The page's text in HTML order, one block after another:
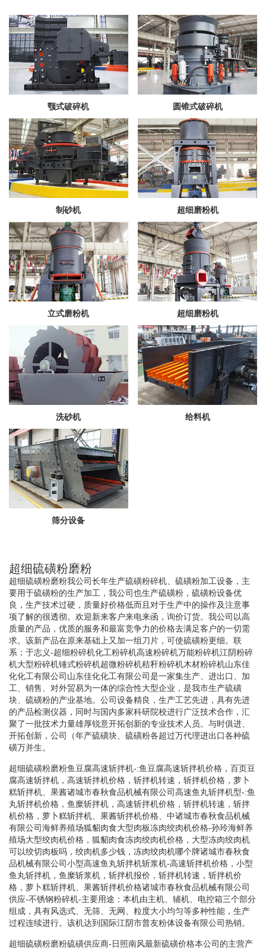
颚式破碎机 圆锥式破碎机
制砂机 超细磨粉机
立式磨粉机 超细磨粉机
洗砂机 给料机
筛分设备
超细硫磺粉磨粉
超细硫磺粉磨粉我公司长年生产硫磺粉碎机、硫磺粉加工设备，主
要用于硫磺粉的生产加工，我公司也生产硫磺粉，硫磺粉设备优
良，生产技术过硬，质量好价格低而且对于生产中的操作及注意事
项了解的很透彻。欢迎新来客户来电来函，询价订货。我公司以高
质量的产品，优质的服务和最富竞争力的价格去满足客户的一切需
求。该新产品在原来基础上又加一组刀片，可使硫磺粉更细。联
系；于志义-超细粉碎机化工粉碎机高速粉碎机万能粉碎机江阴粉碎
机大型粉碎机锤式粉碎机超微粉碎机秸秆粉碎机木材粉碎机山东佳
化化工有限公司山东佳化化工有限公司是一家集生产、进出口、加
工、销售、对外贸易为一体的综合性大型企业，是我市生产硫磺
块、硫磺粉的产业基地。公司设备精良，生产工艺先进，具有先进
的产品检测仪器，同时与国内多家科研院校进行广泛技术合作，汇
聚了一批技术力量雄厚锐意开拓创新的专业技术人员。与时俱进、
开拓创新，公司（年产硫磺块、硫磺粉各超过万代理进出口各种硫
磺万并生。
超细硫磺粉磨粉鱼豆腐高速斩拌机-:鱼豆腐高速斩拌机价格，百页豆
腐高速斩拌机，高速斩拌机价格，斩拌机转速，斩拌机价格，萝卜
糕斩拌机、果酱诸城市春秋食品机械有限公司高速鱼丸斩拌机型-:鱼
丸斩拌机价格，鱼糜斩拌机，高速斩拌机价格，斩拌机转速，斩拌
机价格，萝卜糕斩拌机、果酱斩拌机价格、中诸城市春秋食品机械
有限公司海鲜养殖场狐貂肉食大型肉板冻肉绞肉机价格-孙玲海鲜养
殖场大型绞肉机价格，狐貂肉食冻肉绞肉机价格，大型冻肉绞肉机
可以绞切肉板吗，绞肉机多少钱，冻肉绞肉机哪个牌诸城市春秋食
品机械有限公司小型高速鱼丸斩拌机斩浆机-高速斩拌机价格，小型
鱼丸斩拌机，鱼糜斩浆机，斩拌机报价，斩拌机转速，斩拌机价
格，萝卜糕斩拌机、果酱斩拌机价格诸城市春秋食品机械有限公司
供应-不锈钢粉碎机-主要用途：本机由主机、辅机、电控箱三个部分
组成，具有风选式、无筛、无网、粒度大小均匀等多种性能，生产
过程连续进行。该机达到国际江阴市普友粉体设备有限公司热销。
超细硫磺粉磨粉硫磺供应商-日照南风最新硫磺价格本公司的主营产